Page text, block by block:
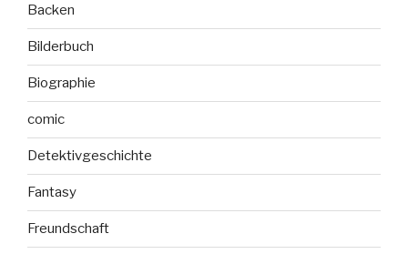
Backen
Bilderbuch
Biographie
comic
Detektivgeschichte
Fantasy
Freundschaft